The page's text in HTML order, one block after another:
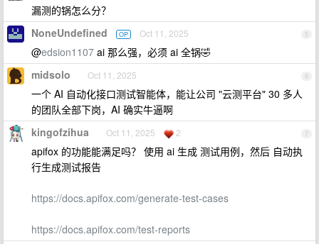
漏测的锅怎么分？
5
NoneUndefined OP Oct 11, 2025
@edsion1107 ai 那么强，必须 ai 全锅🤣
6
midsolo Oct 11, 2025
一个 AI 自动化接口测试智能体，能让公司 "云测平台" 30 多人
的团队全部下岗，AI 确实牛逼啊
7
kingofzihua Oct 11, 2025 2
apifox 的功能能满足吗？ 使用 ai 生成 测试用例，然后 自动执
行生成测试报告
https://docs.apifox.com/generate-test-cases
https://docs.apifox.com/test-reports